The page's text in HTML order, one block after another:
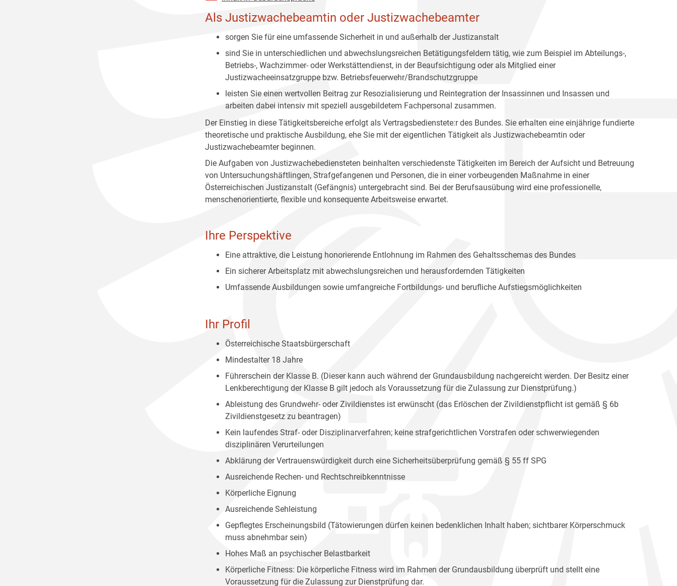
Als Justizwachebeamtin oder Justizwachebeamter
sorgen Sie für eine umfassende Sicherheit in und außerhalb der Justizanstalt
sind Sie in unterschiedlichen und abwechslungsreichen Betätigungsfeldern tätig, wie zum Beispiel im Abteilungs-,
Betriebs-, Wachzimmer- oder Werkstättendienst, in der Beaufsichtigung oder als Mitglied einer
Justizwacheeinsatzgruppe bzw. Betriebsfeuerwehr/Brandschutzgruppe
leisten Sie einen wertvollen Beitrag zur Resozialisierung und Reintegration der Insassinnen und Insassen und
arbeiten dabei intensiv mit speziell ausgebildetem Fachpersonal zusammen.
Der Einstieg in diese Tätigkeitsbereiche erfolgt als Vertragsbedienstete:r des Bundes. Sie erhalten eine einjährige fundierte
theoretische und praktische Ausbildung, ehe Sie mit der eigentlichen Tätigkeit als Justizwachebeamtin oder
Justizwachebeamter beginnen.
Die Aufgaben von Justizwachebediensteten beinhalten verschiedenste Tätigkeiten im Bereich der Aufsicht und Betreuung
von Untersuchungshäftlingen, Strafgefangenen und Personen, die in einer vorbeugenden Maßnahme in einer
Österreichischen Justizanstalt (Gefängnis) untergebracht sind. Bei der Berufsausübung wird eine professionelle,
menschenorientierte, flexible und konsequente Arbeitsweise erwartet.
Ihre Perspektive
Eine attraktive, die Leistung honorierende Entlohnung im Rahmen des Gehaltsschemas des Bundes
Ein sicherer Arbeitsplatz mit abwechslungsreichen und herausfordernden Tätigkeiten
Umfassende Ausbildungen sowie umfangreiche Fortbildungs- und berufliche Aufstiegsmöglichkeiten
Ihr Profil
Österreichische Staatsbürgerschaft
Mindestalter 18 Jahre
Führerschein der Klasse B. (Dieser kann auch während der Grundausbildung nachgereicht werden. Der Besitz einer
Lenkberechtigung der Klasse B gilt jedoch als Voraussetzung für die Zulassung zur Dienstprüfung.)
Ableistung des Grundwehr- oder Zivildienstes ist erwünscht (das Erlöschen der Zivildienstpflicht ist gemäß § 6b
Zivildienstgesetz zu beantragen)
Kein laufendes Straf- oder Disziplinarverfahren; keine strafgerichtlichen Vorstrafen oder schwerwiegenden
disziplinären Verurteilungen
Abklärung der Vertrauenswürdigkeit durch eine Sicherheitsüberprüfung gemäß § 55 ff SPG
Ausreichende Rechen- und Rechtschreibkenntnisse
Körperliche Eignung
Ausreichende Sehleistung
Gepflegtes Erscheinungsbild (Tätowierungen dürfen keinen bedenklichen Inhalt haben; sichtbarer Körperschmuck
muss abnehmbar sein)
Hohes Maß an psychischer Belastbarkeit
Körperliche Fitness: Die körperliche Fitness wird im Rahmen der Grundausbildung überprüft und stellt eine
Voraussetzung für die Zulassung zur Dienstprüfung dar.